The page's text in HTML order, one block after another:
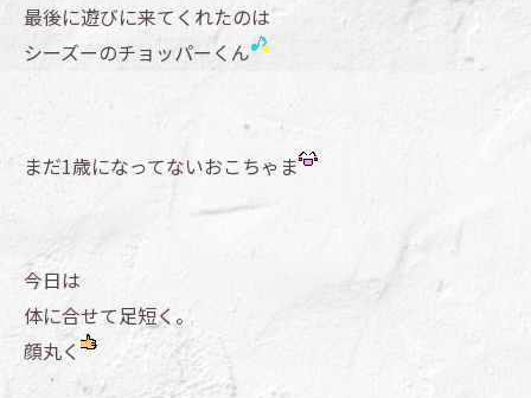
最後に遊びに来てくれたのは
シーズーのチョッパーくん
まだ1歳になってないおこちゃま
今日は
体に合せて足短く。
顔丸く